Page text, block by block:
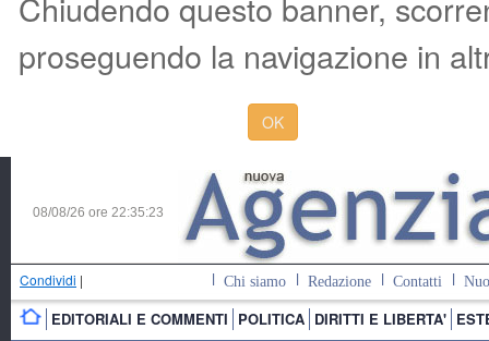
proseguendo la navigazione in
OK
08/08/26 ore 22:35:24
Condividi | Chi siamo Redazione Contatti
EDITORIALI E COMMENTI POLITICA DIRITTI E LIBERTA'